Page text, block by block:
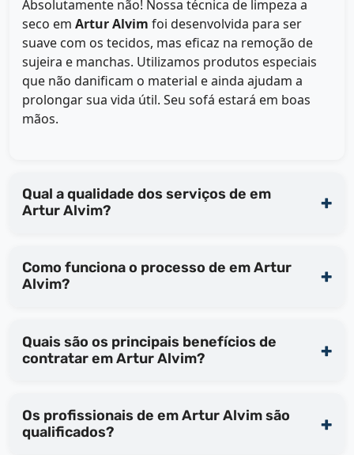
Absolutamente não! Nossa técnica de limpeza a
seco em Artur Alvim foi desenvolvida para ser
suave com os tecidos, mas eficaz na remoção de
sujeira e manchas. Utilizamos produtos especiais
que não danificam o material e ainda ajudam a
prolongar sua vida útil. Seu sofá estará em boas
mãos.
Qual a qualidade dos serviços de em
Artur Alvim?
Como funciona o processo de em Artur
Alvim?
Quais são os principais benefícios de
contratar em Artur Alvim?
Os profissionais de em Artur Alvim são
qualificados?